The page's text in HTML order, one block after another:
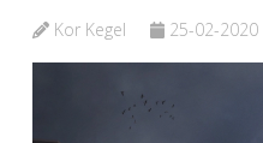
Kor Kegel 25-02-2020